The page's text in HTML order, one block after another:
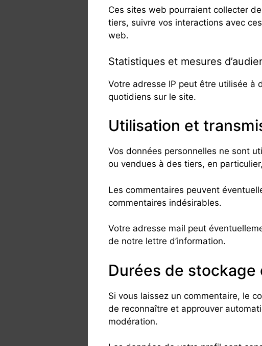
Ces sites web pourraient collecter
tiers, suivre vos interactions avec
web.
Statistiques et mesures
Votre adresse IP peut être utilisée à
quotidiens sur le site.
Utilisation et
Vos données personnelles ne sont
ou vendues à des tiers, en
Les commentaires peuvent
commentaires indésirables.
Votre adresse mail peut
de notre lettre d’information.
Durées de stockage
Si vous laissez un commentaire, le
de reconnaître et approuver
modération.